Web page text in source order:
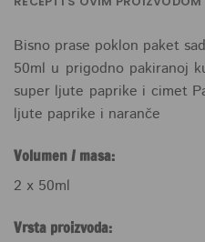
Bisno prase poklon paket
50ml u prigodno pakiranoj
super ljute paprike i cimet
ljute paprike i naranče
Volumen / masa:
2 x 50ml
Vrsta proizvoda: